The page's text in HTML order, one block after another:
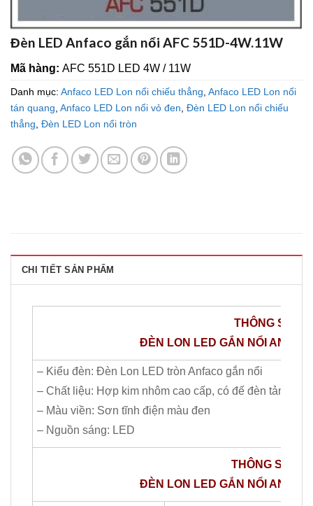
Đèn LED Anfaco gắn nổi AFC 551D-4W.11W
Mã hàng: AFC 551D LED 4W / 11W
Danh mục: Anfaco LED Lon nổi chiếu thẳng, Anfaco LED Lon nổi
tán quang, Anfaco LED Lon nổi vỏ đen, Đèn LED Lon nổi chiếu
thẳng, Đèn LED Lon nổi tròn
CHI TIẾT SẢN PHẨM
THÔNG​ SỐ
ĐÈN LON LED GẮN NỔI
– Kiểu đèn: Đèn Lon LED tròn Anfaco gắn nổi
– Chất liệu: Hợp kim nhôm cao cấp, có đế đèn tản nhiệt
– Màu viền: Sơn tĩnh điện màu đen
– Nguồn sáng: LED
THÔNG SỐ
ĐÈN LON LED GẮN NỔI